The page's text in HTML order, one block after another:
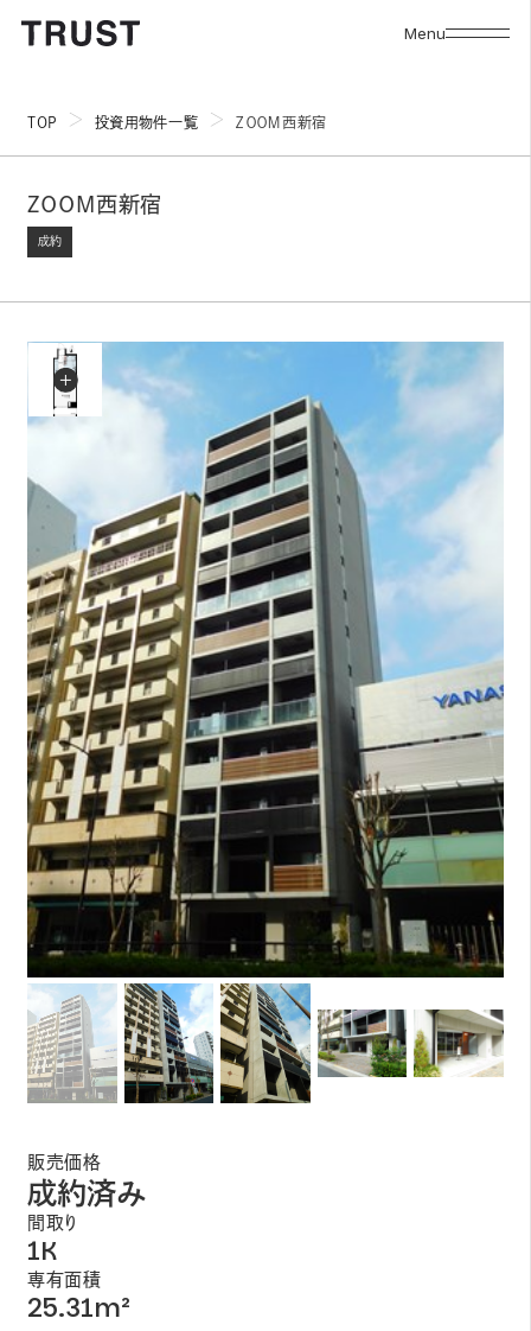
Menu
TOP 投資用物件一覧 ＺＯＯＭ西新宿
ＺＯＯＭ西新宿
成約
販売価格
成約済み
間取り
1K
専有面積
25.31m²